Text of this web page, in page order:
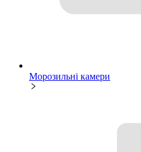
Морозильні камери